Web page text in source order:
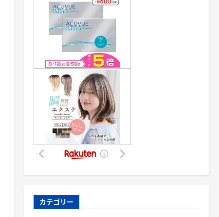
カテゴリー